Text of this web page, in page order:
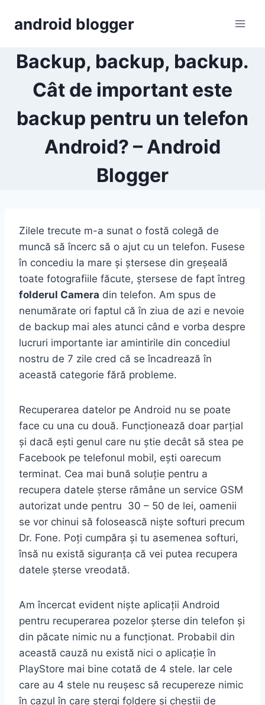
android blogger
Backup, backup, backup.
Cât de important este
backup pentru un telefon
Android? – Android
Blogger
Zilele trecute m-a sunat o fostă colegă de
muncă să încerc să o ajut cu un telefon. Fusese
în concediu la mare și ștersese din greșeală
toate fotografiile făcute, ștersese de fapt întreg
folderul Camera din telefon. Am spus de
nenumărate ori faptul că în ziua de azi e nevoie
de backup mai ales atunci când e vorba despre
lucruri importante iar amintirile din concediul
nostru de 7 zile cred că se încadrează în
această categorie fără probleme.
Recuperarea datelor pe Android nu se poate
face cu una cu două. Funcționează doar parțial
și dacă ești genul care nu știe decât să stea pe
Facebook pe telefonul mobil, ești oarecum
terminat. Cea mai bună soluție pentru a
recupera datele șterse rămâne un service GSM
autorizat unde pentru 30 – 50 de lei, oamenii
se vor chinui să folosească niște softuri precum
Dr. Fone. Poți cumpăra și tu asemenea softuri,
însă nu există siguranța că vei putea recupera
datele șterse vreodată.
Am încercat evident niște aplicații Android
pentru recuperarea pozelor șterse din telefon și
din păcate nimic nu a funcționat. Probabil din
această cauză nu există nici o aplicație în
PlayStore mai bine cotată de 4 stele. Iar cele
care au 4 stele nu reușesc să recupereze nimic
în cazul în care ștergi foldere și chestii de